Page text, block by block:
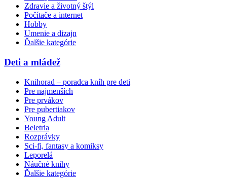
Zdravie a životný štýl
Počítače a internet
Hobby
Umenie a dizajn
Ďalšie kategórie
Deti a mládež
Knihorad – poradca kníh pre deti
Pre najmenších
Pre prvákov
Pre pubertiakov
Young Adult
Beletria
Rozprávky
Sci-fi, fantasy a komiksy
Leporelá
Náučné knihy
Ďalšie kategórie